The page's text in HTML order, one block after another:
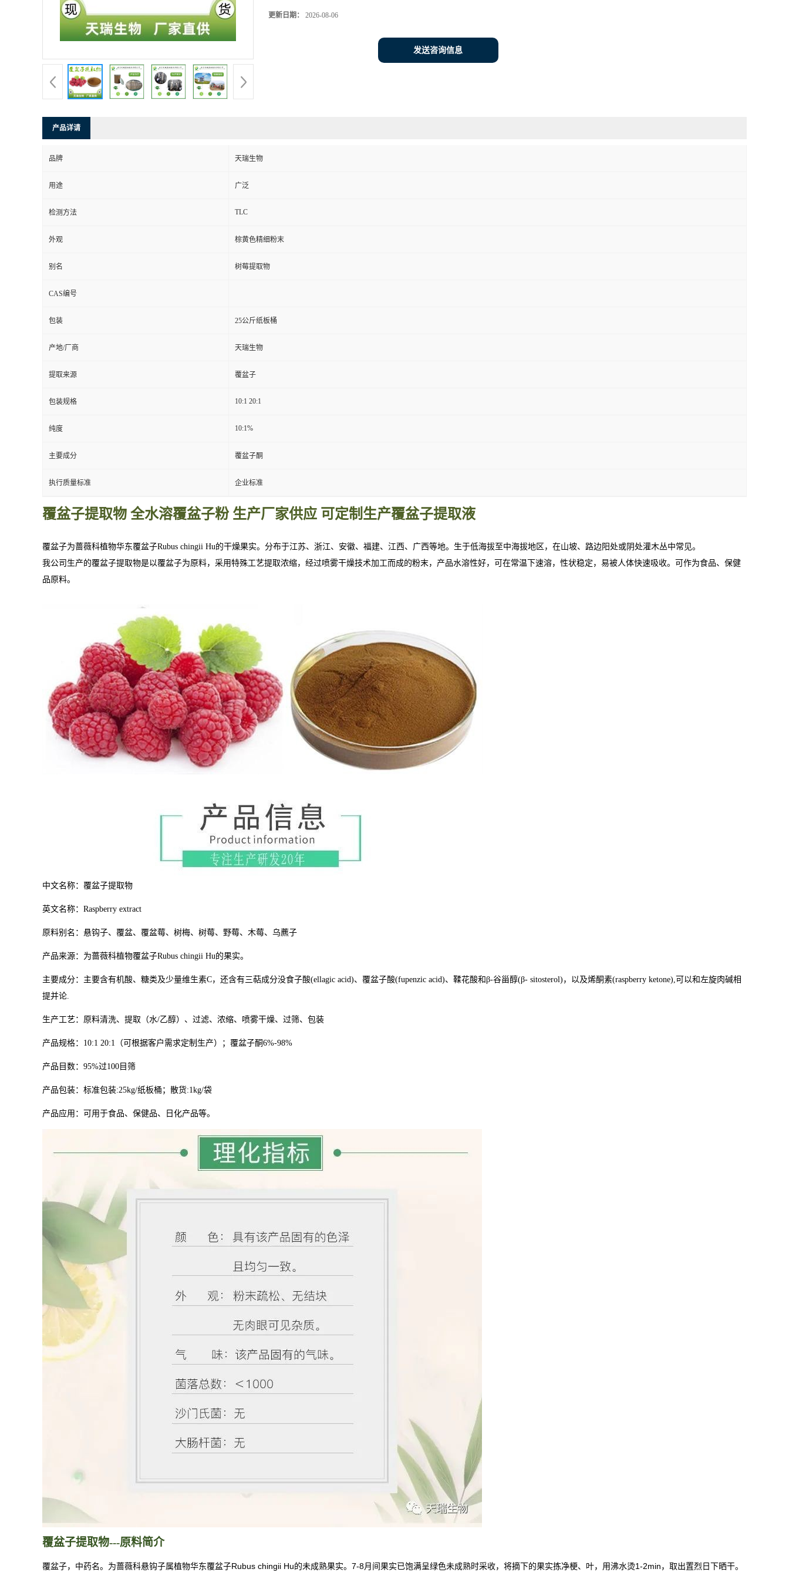
更新日期： 2026-08-06
发送咨询信息
产品详请
品牌 天瑞生物
用途 广泛
检测方法 TLC
外观 棕黄色精细粉末
别名 树莓提取物
CAS编号
包装 25公斤纸板桶
产地/厂商 天瑞生物
提取来源 覆盆子
包装规格 10:1 20:1
纯度 10:1%
主要成分 覆盆子酮
执行质量标准 企业标准
覆盆子提取物 全水溶覆盆子粉 生产厂家供应 可定制生产覆盆子提取液
覆盆子为蔷薇科植物华东覆盆子Rubus chingii Hu的干燥果实。分布于江苏、浙江、安徽、福建、江西、广西等地。生于低海拔至中海拔地区，在山坡、路边阳处或阴处灌木丛中常见。
我公司生产的覆盆子提取物是以覆盆子为原料，采用特殊工艺提取浓缩，经过喷雾干燥技术加工而成的粉末，产品水溶性好，可在常温下速溶，性状稳定，易被人体快速吸收。可作为食品、保健
品原料。
中文名称： 覆盆子提取物
英文名称： Raspberry extract
原料别名： 悬钩子、覆盆、覆盆莓、树梅、树莓、野莓、木莓、乌藨子
产品来源： 为蔷薇科植物覆盆子Rubus chingii Hu的果实。
主要成分：主要含有机酸、糖类及少量维生素C，还含有三萜成分没食子酸(ellagic acid)、覆盆子酸(fupenzic acid)、鞣花酸和β-谷甾醇(β- sitosterol)，以及烯酮素(raspberry ketone),可以和左旋肉碱相
提并论.
生产工艺：原料清洗、提取（水/乙醇）、过滤、浓缩、喷雾干燥、过筛、包装
产品规格：10:1 20:1（可根据客户需求定制生产）； 覆盆子酮6%-98%
产品目数：95%过100目筛
产品包装：标准包装:25kg/纸板桶；散货:1kg/袋
产品应用： 可用于食品、保健品、日化产品等。
覆盆子提取物---原料简介
覆盆子，中药名。为蔷薇科悬钩子属植物华东覆盆子Rubus chingii Hu的未成熟果实。7-8月间果实已饱满呈绿色未成熟时采收，将摘下的果实拣净梗、叶，用沸水烫1-2min，取出置烈日下晒干。